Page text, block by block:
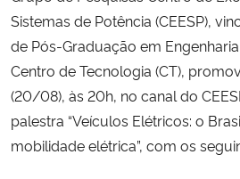
Secretaria-Geral
Secretaria de Governo
Gabinete de Segurança Institucional
Sistemas de Potência (CEESP),
de Pós-Graduação em Engenharia
Centro de Tecnologia (CT),
(20/08), às 20h, no canal do
palestra “Veículos Elétricos: o
mobilidade elétrica”, com os